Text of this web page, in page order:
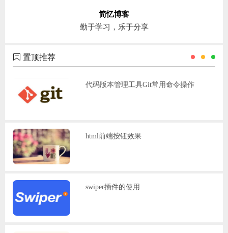
简忆博客
勤于学习，乐于分享
置顶推荐
代码版本管理工具Git常用命令操作
html前端按钮效果
swiper插件的使用